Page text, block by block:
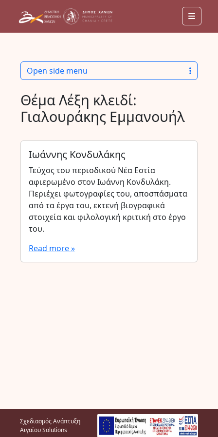
Menu
Θέμα Λέξη κλειδί:
Γιαλουράκης Εμμανουήλ
Ιωάννης Κονδυλάκης
Τεύχος του περιοδικού Νέα Εστία
αφιερωμένο στον Ιωάννη Κονδυλάκη.
Περιέχει φωτογραφίες του, αποσπάσματα
από τα έργα του, εκτενή βιογραφικά
στοιχεία και φιλολογική κριτική στο έργο
του.
Read more »
Open side menu
Σχεδιασμός Ανάπτυξη
Αιγαίου Solutions